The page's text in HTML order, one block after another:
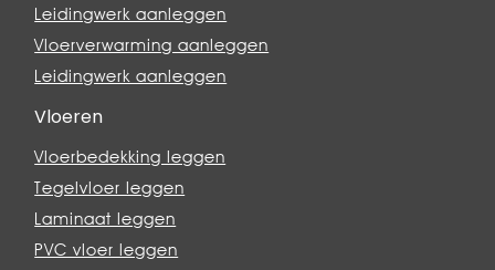
Leidingwerk aanleggen
Vloerverwarming aanleggen
Leidingwerk aanleggen
Vloeren
Vloerbedekking leggen
Tegelvloer leggen
Laminaat leggen
PVC vloer leggen